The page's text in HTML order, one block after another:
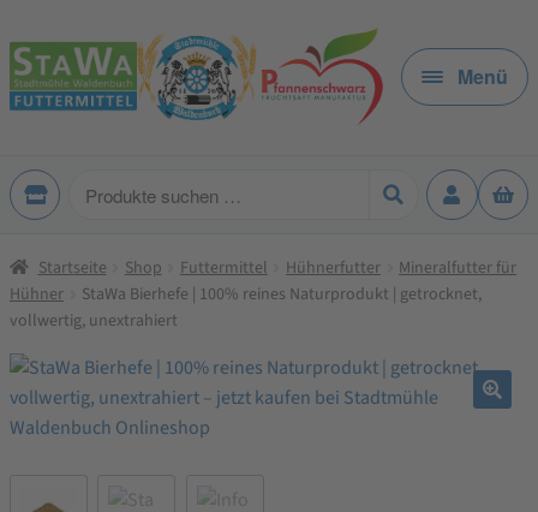
Zur
Navigation
springen
Zum
Inhalt
springen
Menü
Produkte
Startseite Shop Futtermittel Hühnerfutter
Mineralfutter für
Hühner
StaWa Bierhefe | 100% reines Naturprodukt | getrocknet,
vollwertig, unextrahiert